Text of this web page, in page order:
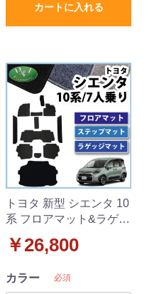
カートに入れる
トヨタ 新型 シエンタ 10
系 フロアマット&ラゲッ
ト 7人乗り用 DXシリー
￥26,800
カラー 必須